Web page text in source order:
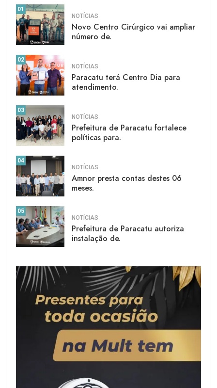
01
NOTÍCIAS
Novo Centro Cirúrgico vai ampliar
número de.
02
NOTÍCIAS
Paracatu terá Centro Dia para
atendimento.
03
NOTÍCIAS
Prefeitura de Paracatu fortalece
políticas para.
04
NOTÍCIAS
Amnor presta contas destes 06
meses.
05
NOTÍCIAS
Prefeitura de Paracatu autoriza
instalação de.